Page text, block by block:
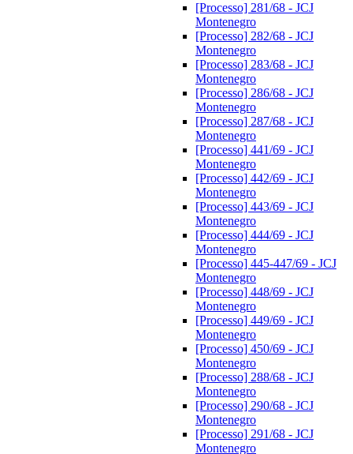
[Processo] 281/68 - JCJ
Montenegro
[Processo] 282/68 - JCJ
Montenegro
[Processo] 283/68 - JCJ
Montenegro
[Processo] 286/68 - JCJ
Montenegro
[Processo] 287/68 - JCJ
Montenegro
[Processo] 441/69 - JCJ
Montenegro
[Processo] 442/69 - JCJ
Montenegro
[Processo] 443/69 - JCJ
Montenegro
[Processo] 444/69 - JCJ
Montenegro
[Processo] 445-447/69 - JCJ
Montenegro
[Processo] 448/69 - JCJ
Montenegro
[Processo] 449/69 - JCJ
Montenegro
[Processo] 450/69 - JCJ
Montenegro
[Processo] 288/68 - JCJ
Montenegro
[Processo] 290/68 - JCJ
Montenegro
[Processo] 291/68 - JCJ
Montenegro